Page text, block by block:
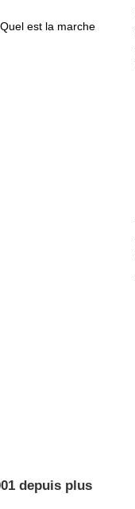
est la marche
depuis plus